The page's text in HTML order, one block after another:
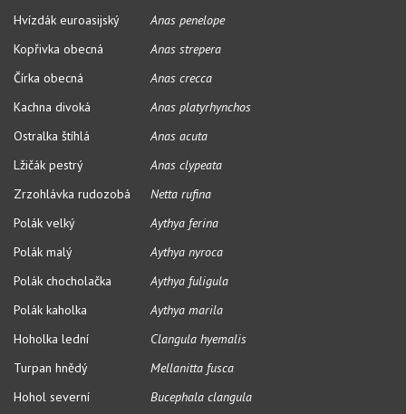
Hvízdák euroasijský
Anas penelope
Kopřivka obecná
Anas strepera
Čírka obecná
Anas crecca
Kachna divoká
Anas platyrhynchos
Ostralka štíhlá
Anas acuta
Lžičák pestrý
Anas clypeata
Zrzohlávka rudozobá
Netta rufina
Polák velký
Aythya ferina
Polák malý
Aythya nyroca
Polák chocholačka
Aythya fuligula
Polák kaholka
Aythya marila
Hoholka lední
Clangula hyemalis
Turpan hnědý
Mellanitta fusca
Hohol severní
Bucephala clangula